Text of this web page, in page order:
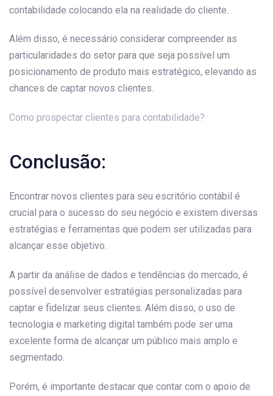
contabilidade colocando ela na realidade do cliente.
Além disso, é necessário considerar compreender as
particularidades do setor para que seja possível um
posicionamento de produto mais estratégico, elevando as
chances de captar novos clientes.
Como prospectar clientes para contabilidade?
Conclusão:
Encontrar novos clientes para seu escritório contábil é
crucial para o sucesso do seu negócio e existem diversas
estratégias e ferramentas que podem ser utilizadas para
alcançar esse objetivo.
A partir da análise de dados e tendências do mercado, é
possível desenvolver estratégias personalizadas para
captar e fidelizar seus clientes. Além disso, o uso de
tecnologia e marketing digital também pode ser uma
excelente forma de alcançar um público mais amplo e
segmentado.
Porém, é importante destacar que contar com o apoio de